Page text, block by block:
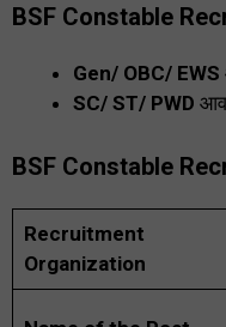
BSF Constable
Gen/ OBC/ EWS
SC/ ST/ PWD
BSF Constable
Recruitment
Organization